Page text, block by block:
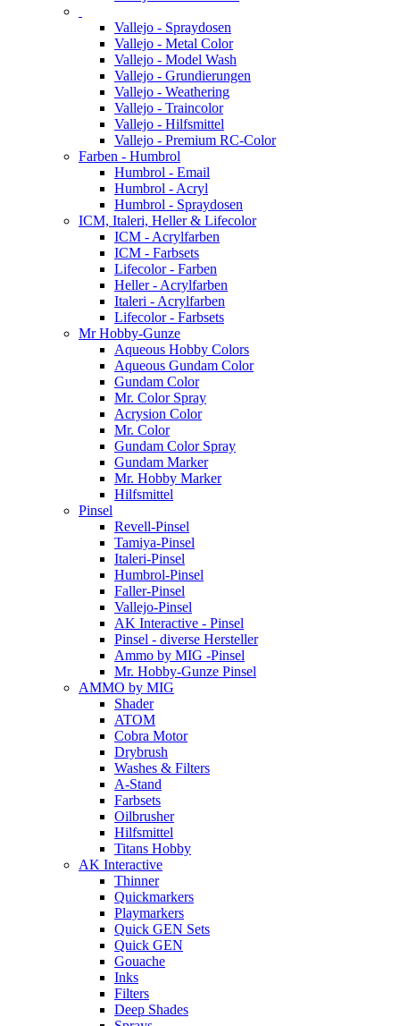
Vallejo - Spraydosen
Vallejo - Metal Color
Vallejo - Model Wash
Vallejo - Grundierungen
Vallejo - Weathering
Vallejo - Traincolor
Vallejo - Hilfsmittel
Vallejo - Premium RC-Color
Farben - Humbrol
Humbrol - Email
Humbrol - Acryl
Humbrol - Spraydosen
ICM, Italeri, Heller & Lifecolor
ICM - Acrylfarben
ICM - Farbsets
Lifecolor - Farben
Heller - Acrylfarben
Italeri - Acrylfarben
Lifecolor - Farbsets
Mr Hobby-Gunze
Aqueous Hobby Colors
Aqueous Gundam Color
Gundam Color
Mr. Color Spray
Acrysion Color
Mr. Color
Gundam Color Spray
Gundam Marker
Mr. Hobby Marker
Hilfsmittel
Pinsel
Revell-Pinsel
Tamiya-Pinsel
Italeri-Pinsel
Humbrol-Pinsel
Faller-Pinsel
Vallejo-Pinsel
AK Interactive - Pinsel
Pinsel - diverse Hersteller
Ammo by MIG -Pinsel
Mr. Hobby-Gunze Pinsel
AMMO by MIG
Shader
ATOM
Cobra Motor
Drybrush
Washes & Filters
A-Stand
Farbsets
Oilbrusher
Hilfsmittel
Titans Hobby
AK Interactive
Thinner
Quickmarkers
Playmarkers
Quick GEN Sets
Quick GEN
Gouache
Inks
Filters
Deep Shades